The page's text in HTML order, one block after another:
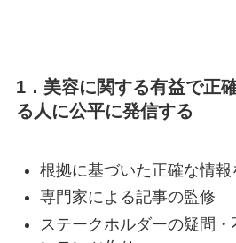
1．美容に関する有益で正
る人に公平に発信する
根拠に基づいた正確な情報
専門家による記事の監修
ステークホルダーの疑問